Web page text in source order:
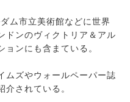
ム市立美術館などに世界
ドンのヴィクトリア＆アル
ンにも含まている。
ムズやウォールペーパー誌
されている。